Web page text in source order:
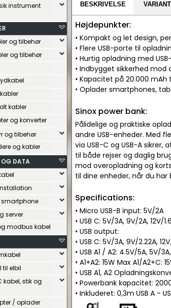
instrument
og tilbehør
og tilbehør
kabler
og konverter
og tilbehør
og kabler
DATA
server
modbus kabel
til elbil
kabel, stik og
/ oplader
BESKRIVELSE
Højdepunkter:
• Kompakt og let design,
• Flere USB-porte til
• Hurtig opladning med
• Indbygget sikkerhed
• Kapacitet på 20.000
• Oplader smartphones,
Sinox power bank:
Pålidelige og praktiske
andre USB-enheder. Med
via USB-C og USB-A
til både rejser og daglig
mod overopladning og
til dine enheder, når du har
Specifications:
• Micro USB-B input: 5V/2A
• USB C: 5V/3A, 9V/2A, 12V/
• USB output:
• USB C: 5V/3A, 9V/2.22A,
• USB A1 / A2: 4.5V/5A, 5V/
• A1+A2: 15W Max A1/A2+C:
• USB A1, A2
• Powerbank kapacitet:
• Inkluderet: 0,3m USB A -